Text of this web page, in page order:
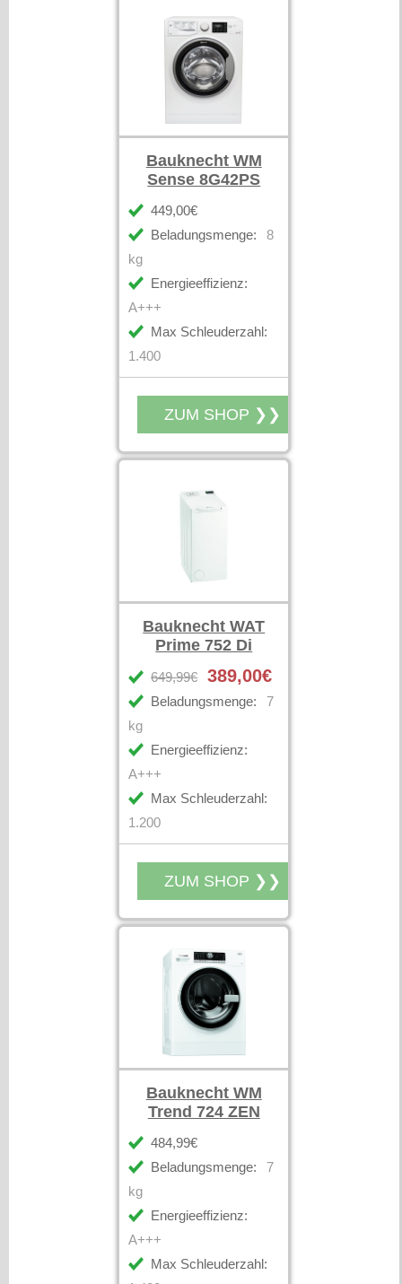
Bauknecht WM
Sense 8G42PS
449,00€
Beladungsmenge:
8
kg
Energieeffizienz:
A+++
Max Schleuderzahl:
1.400
Bauknecht WAT
Prime 752 Di
649,99€ 389,00€
Beladungsmenge:
7
kg
Energieeffizienz:
A+++
Max Schleuderzahl:
1.200
Bauknecht WM
Trend 724 ZEN
484,99€
Beladungsmenge:
7
kg
Energieeffizienz:
A+++
Max Schleuderzahl: